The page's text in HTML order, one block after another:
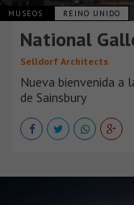
MUSEOS REINO UNIDO
National
Selldorf Architects
Nueva bienvenida a
de Sainsbury